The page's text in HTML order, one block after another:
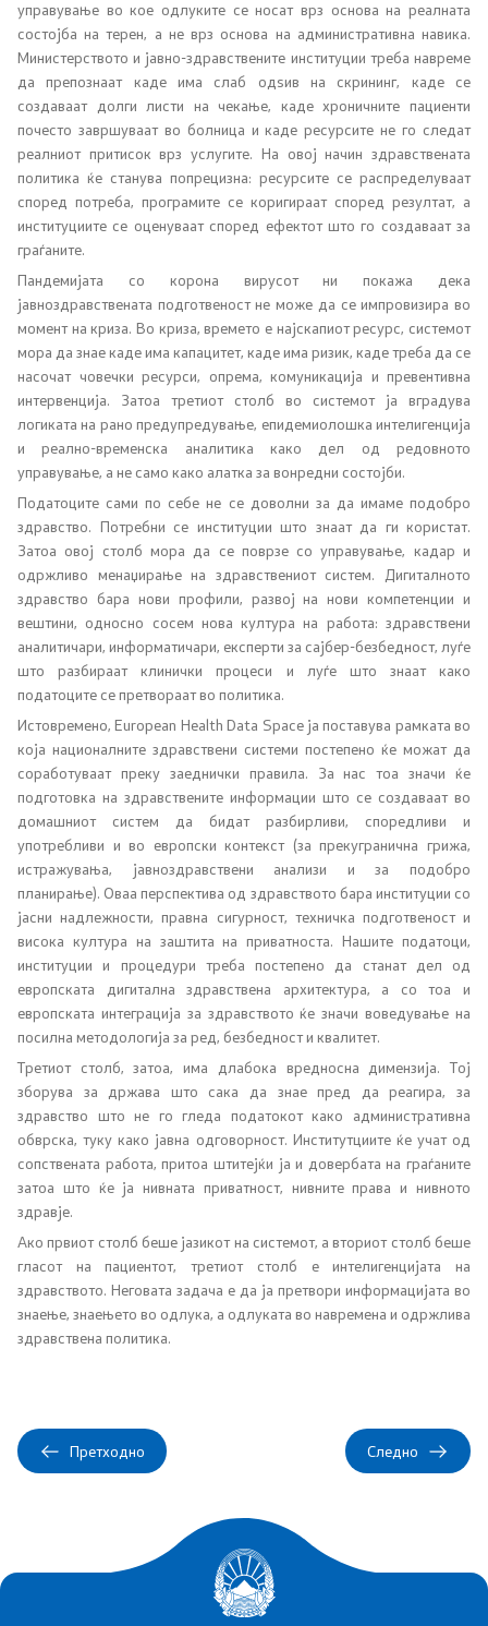
Соопштенија
Новости
Интервјуа
Прес-конференции
Слободен пристап до информации од јавен карактер
Листа на информации од јавен карактер
Анкети
Флаери
Доктори од дијаспората – изразување интерес
Колумни
Контакт
Контакт
ЈЗУ Центри за јавно здравје
Одделение за односи со јавноста
Заштитено внатрешно пријавување
Пријавете неправилност
ЧПП - Често поставувани прашања
Изјава за пристапност
Со еден клик до сите услуги
управување во кое одлуките се носат врз основа на реалната
состојба на терен, а не врз основа на административна навика.
Министерството и јавно-здравствените институции треба навреме
да препознаат каде има слаб одѕив на скрининг, каде се
создаваат долги листи на чекање, каде хроничните пациенти
почесто завршуваат во болница и каде ресурсите не го следат
реалниот притисок врз услугите. На овој начин здравствената
политика ќе станува попрецизна: ресурсите се распределуваат
според потреба, програмите се коригираат според резултат, а
институциите се оценуваат според ефектот што го создаваат за
граѓаните.
Пандемијата со корона вирусот ни покажа дека
јавноздравствената подготвеност не може да се импровизира во
момент на криза. Во криза, времето е најскапиот ресурс, системот
мора да знае каде има капацитет, каде има ризик, каде треба да се
насочат човечки ресурси, опрема, комуникација и превентивна
интервенција. Затоа третиот столб во системот ја вградува
логиката на рано предупредување, епидемиолошка интелигенција
и реално-временска аналитика како дел од редовното
управување, а не само како алатка за вонредни состојби.
Податоците сами по себе не се доволни за да имаме подобро
здравство. Потребни се институции што знаат да ги користат.
Затоа овој столб мора да се поврзе со управување, кадар и
одржливо менаџирање на здравствениот систем. Дигиталното
здравство бара нови профили, развој на нови компетенции и
вештини, односно сосем нова култура на работа: здравствени
аналитичари, информатичари, експерти за сајбер-безбедност, луѓе
што разбираат клинички процеси и луѓе што знаат како
податоците се претвораат во политика.
Истовремено, European Health Data Space ја поставува рамката во
која националните здравствени системи постепено ќе можат да
соработуваат преку заеднички правила. За нас тоа значи ќе
подготовка на здравствените информации што се создаваат во
домашниот систем да бидат разбирливи, споредливи и
употребливи и во европски контекст (за прекугранична грижа,
истражувања, јавноздравствени анализи и за подобро
планирање). Оваа перспектива од здравството бара институции со
јасни надлежности, правна сигурност, техничка подготвеност и
висока култура на заштита на приватноста. Нашите податоци,
институции и процедури треба постепено да станат дел од
европската дигитална здравствена архитектура, а со тоа и
европската интеграција за здравството ќе значи воведување на
посилна методологија за ред, безбедност и квалитет.
Третиот столб, затоа, има длабока вредносна димензија. Тој
зборува за држава што сака да знае пред да реагира, за
здравство што не го гледа податокот како административна
обврска, туку како јавна одговорност. Институтциите ќе учат од
сопствената работа, притоа штитејќи ја и довербата на граѓаните
затоа што ќе ја нивната приватност, нивните права и нивното
здравје.
Ако првиот столб беше јазикот на системот, а вториот столб беше
гласот на пациентот, третиот столб е интелигенцијата на
здравството. Неговата задача е да ја претвори информацијата во
знаење, знаењето во одлука, а одлуката во навремена и одржлива
здравствена политика.
Претходно Следно